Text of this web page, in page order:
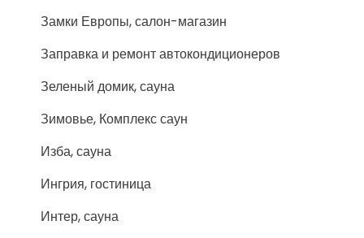
Замки Европы, салон-магазин
Заправка и ремонт автокондиционеров
Зеленый домик, сауна
Зимовье, Комплекс саун
Изба, сауна
Ингрия, гостиница
Интер, сауна